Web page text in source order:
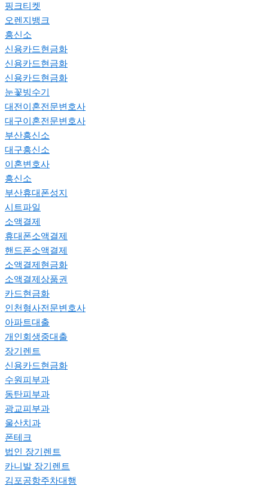
핑크티켓
오렌지뱅크
흥신소
신용카드현금화
신용카드현금화
신용카드현금화
눈꽃빙수기
대전이혼전문변호사
대구이혼전문변호사
부산흥신소
대구흥신소
이혼변호사
흥신소
부산휴대폰성지
시트파일
소액결제
휴대폰소액결제
핸드폰소액결제
소액결제현금화
소액결제상품권
카드현금화
인천형사전문변호사
아파트대출
개인회생중대출
장기렌트
신용카드현금화
수원피부과
동탄피부과
광교피부과
울산치과
폰테크
법인 장기렌트
카니발 장기렌트
김포공항주차대행